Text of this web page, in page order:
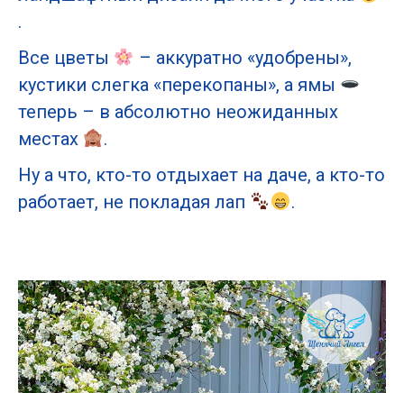
.
Все цветы
– аккуратно «удобрены»,
кустики слегка «перекопаны», а ямы
теперь – в абсолютно неожиданных
местах
.
Ну а что, кто-то отдыхает на даче, а кто-то
работает, не покладая лап
.